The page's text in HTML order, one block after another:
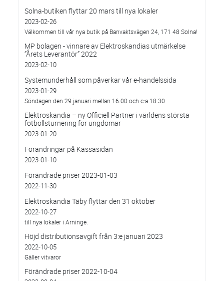
Solna-butiken flyttar 20 mars till nya lokaler
2023-02-26
Välkommen till vår nya butik på Banvaktsvägen 24, 171 48 Solna!
MP bolagen - vinnare av Elektroskandias utmärkelse
”Årets Leverantör” 2022
2023-02-10
Systemunderhåll som påverkar vår e-handelssida
2023-01-29
Söndagen den 29 januari mellan 16.00 och c:a 18.30
Elektroskandia – ny Officiell Partner i världens största
fotbollsturnering för ungdomar
2023-01-20
Förändringar på Kassasidan
2023-01-10
Förändrade priser 2023-01-03
2022-11-30
Elektroskandia Täby flyttar den 31 oktober
2022-10-27
till nya lokaler i Arninge.
Höjd distributionsavgift från 3:e januari 2023
2022-10-05
Gäller vitvaror
Förändrade priser 2022-10-04